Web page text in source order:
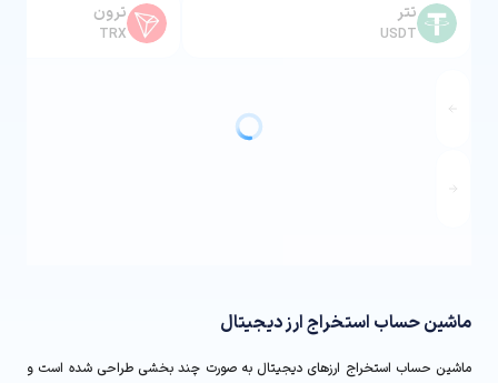
تتر
USDT
ترون
TRX
ماشین حساب استخراج ارز دیجیتال
ماشین حساب استخراج ارزهای دیجیتال به صورت چند بخشی طراحی شده است و